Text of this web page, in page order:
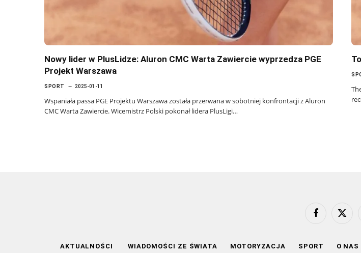
Nowy lider w PlusLidze: Aluron CMC Warta Zawiercie wyprzedza PGE
Projekt Warszawa
SPORT 2025-01-11
Wspaniała passa PGE Projektu Warszawa została przerwana w sobotniej konfrontacji z Aluron
CMC Warta Zawiercie. Wicemistrz Polski pokonał lidera PlusLigi…
FacebookX
AKTUALNOŚCI WIADOMOŚCI ZE ŚWIATA MOTORYZACJA SPORT O NAS